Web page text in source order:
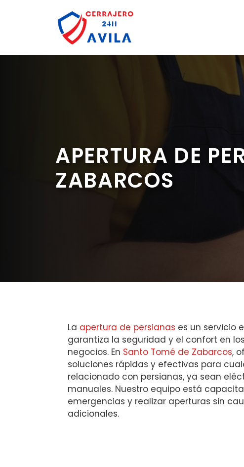
APERTURA DE
ZABARCOS
La apertura de persianas es un servicio
garantiza la seguridad y el confort en
negocios. En Santo Tomé de Zabarcos,
soluciones rápidas y efectivas para
relacionado con persianas, ya sean
manuales. Nuestro equipo está
emergencias y realizar aperturas sin
adicionales.